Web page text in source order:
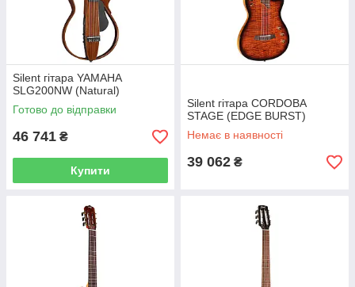
Silent гітара YAMAHA
SLG200NW (Natural)
Готово до відправки
46 741 ₴
Купити
Silent гітара CORDOBA
STAGE (EDGE BURST)
Немає в наявності
39 062 ₴